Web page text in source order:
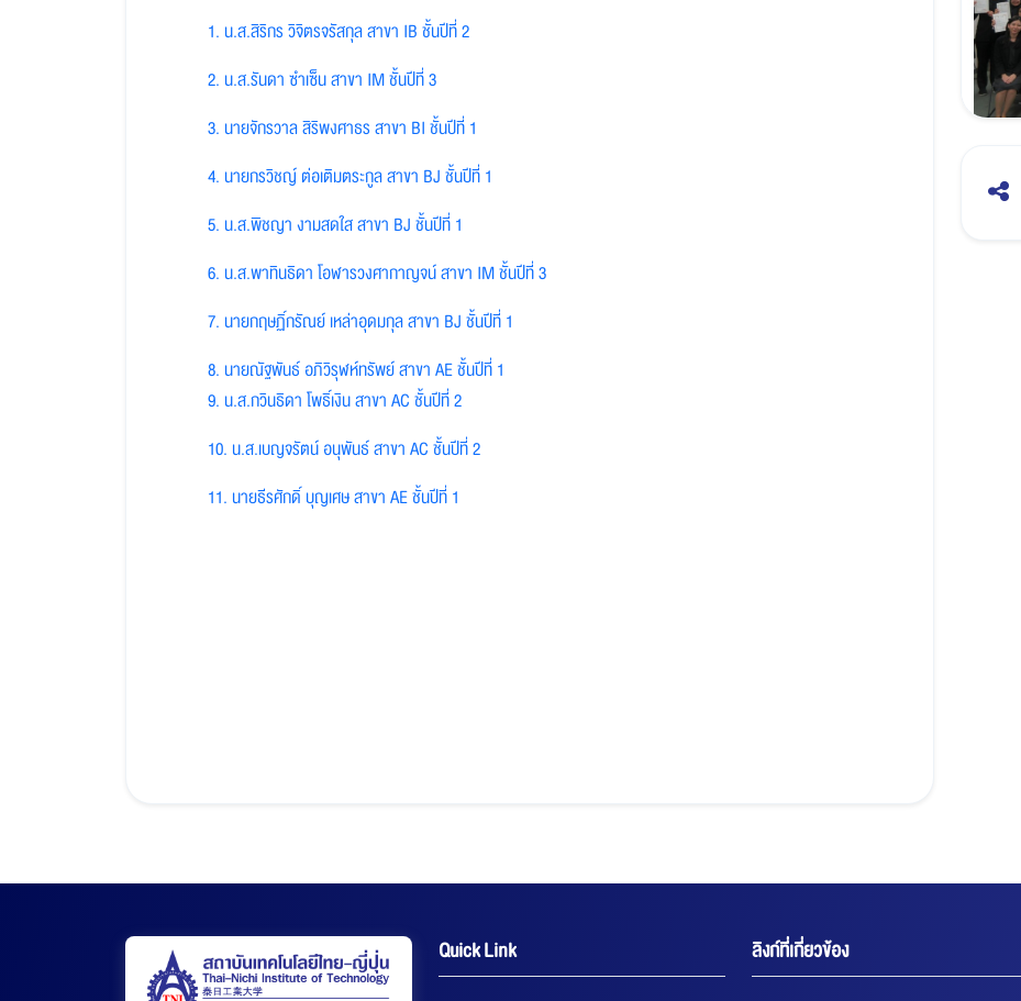
1. น.ส.สิริกร วิจิตรจรัสกุล สาขา IB ชั้นปีที่ 2
2. น.ส.รันดา ซำเซ็น สาขา IM ชั้นปีที่ 3
3. นายจักรวาล สิริพงศาธร สาขา BI ชั้นปีที่ 1
4. นายกรวิชญ์ ต่อเติมตระกูล สาขา BJ ชั้นปีที่ 1
5. น.ส.พิชญา งามสดใส สาขา BJ ชั้นปีที่ 1
6. น.ส.พาทินธิดา โอฬารวงศากาญจน์ สาขา IM ชั้นปีที่ 3
7. นายกฤษฏิ์กรัณย์ เหล่าอุดมกุล สาขา BJ ชั้นปีที่ 1
8. นายณัฐพันธ์ อภิวิรุฬห์ทรัพย์ สาขา AE ชั้นปีที่ 1
9. น.ส.กวินธิดา โพธิ์เงิน สาขา AC ชั้นปีที่ 2
10. น.ส.เบญจรัตน์ อนุพันธ์ สาขา AC ชั้นปีที่ 2
11. นายธีรศักดิ์ บุญเศษ สาขา AE ชั้นปีที่ 1
Quick Link ลิงก์ที่เกี่ยวข้อง